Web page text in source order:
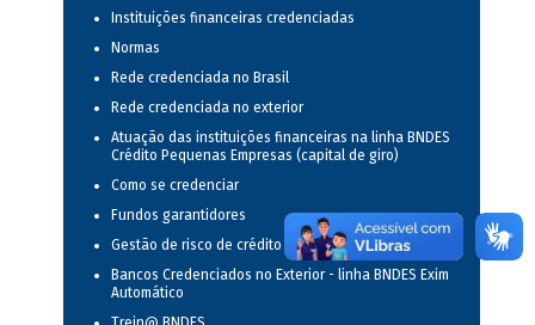
Instituições financeiras credenciadas
Normas
Rede credenciada no Brasil
Rede credenciada no exterior
Atuação das instituições financeiras na linha BNDES
Crédito Pequenas Empresas (capital de giro)
Como se credenciar
Fundos garantidores
Gestão de risco de crédito
Bancos Credenciados no Exterior - linha BNDES Exim
Automático